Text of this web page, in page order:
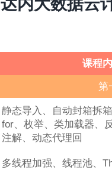
达内大数据云
课程
第
静态导入、自动封箱拆
for、枚举、类加载器、
注解、动态代理回
多线程加强、线程池、